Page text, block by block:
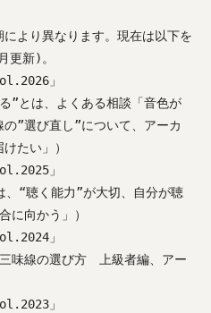
より異なります。現在は以下を
更新)。
」
”とは、よくある相談「音色が
”選び直し”について、アーカ
たい」）
」
、“聴く能力”が大切、自分が聴
に向かう」）
」
味線の選び方 上級者編、アー
」